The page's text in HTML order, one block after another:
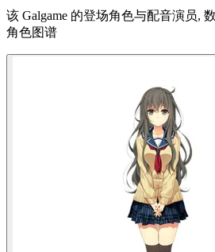
该 Galgame 的登场角色与配音演员,
角色图谱